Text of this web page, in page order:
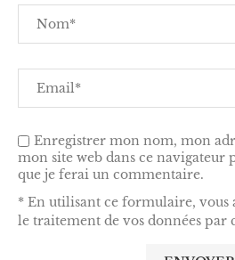
Enregistrer mon nom, mon
mon site web dans ce
que je ferai un commentaire.
* En utilisant ce formulaire, vous
le traitement de vos données par